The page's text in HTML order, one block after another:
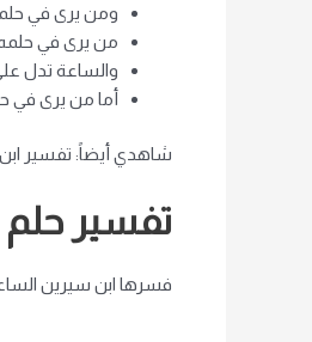
ومن يرى في
من يرى في
والساعة تدل على
أما من يرى في
شاهدي أيضاً: تفسير
تفسير
فسرها ابن سيرين